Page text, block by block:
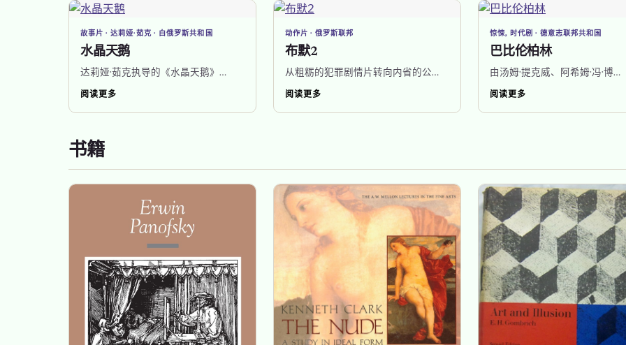
水晶天鹅
故事片 · 达莉娅·茹克 · 白俄罗斯共和国
达莉娅·茹克执导的《水晶天鹅》…
阅读更多
布默2
动作片 · 俄罗斯联邦
从粗粝的犯罪剧情片转向内省的公…
阅读更多
巴比伦柏林
惊悚, 时代剧 · 德意志联邦共和国
由汤姆·提克威、阿希姆·冯·博…
阅读更多
书籍